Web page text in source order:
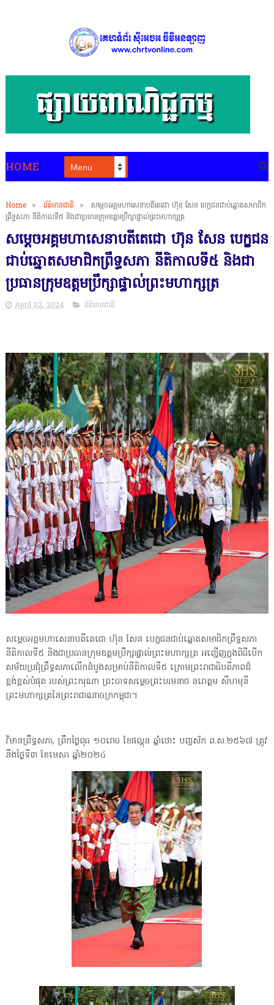
HOME
Home > ព័ត៌មានជាតិ >
សម្ដេចអគ្គមហាសេនាបតីតេជោ ហ៊ុន សែន បេក្ខជនជាប់ឆ្នោតសមាជិក
ព្រឹទ្ធសភា នីតិកាលទី៥ និងជាប្រធានក្រុមឧត្តមប្រឹក្សាផ្ទាល់ព្រះមហាក្សត្រ
សម្ដេចអគ្គមហាសេនាបតីតេជោ ហ៊ុន សែន បេក្ខជន
ជាប់ឆ្នោតសមាជិកព្រឹទ្ធសភា នីតិកាលទី៥ និងជា
ប្រធានក្រុមឧត្តមប្រឹក្សាផ្ទាល់ព្រះមហាក្សត្រ
April 02, 2024 ព័ត៌មានជាតិ
សម្ដេចអគ្គមហាសេនាបតីតេជោ ហ៊ុន សែន បេក្ខជនជាប់ឆ្នោតសមាជិកព្រឹទ្ធសភា
នីតិកាលទី៥ និងជាប្រធានក្រុមឧត្តមប្រឹក្សាផ្ទាល់ព្រះមហាក្សត្រ អញ្ជើញក្នុងពិធីបើក
សម័យប្រជុំព្រឹទ្ធសភាលើកដំបូងសម្រាប់នីតិកាលទី៥ ក្រោមព្រះរាជាធិបតីភាពដ៏
ខ្ពង់ខ្ពស់បំផុត របស់ព្រះករុណា ព្រះបាទសម្តេចព្រះបរមនាថ នរោត្តម សីហមុនី
ព្រះមហាក្សត្រនៃព្រះរាជាណាចក្រកម្ពុជា។
វិមានព្រឹទ្ធសភា, ព្រឹកថ្ងៃពុធ ១០រោច ខែផល្គុន ឆ្នាំថោះ បញ្ចស័ក ព.ស.២៥៦៧ ត្រូវ
នឹងថ្ងៃទី៣ ខែមេសា ឆ្នាំ២០២៤